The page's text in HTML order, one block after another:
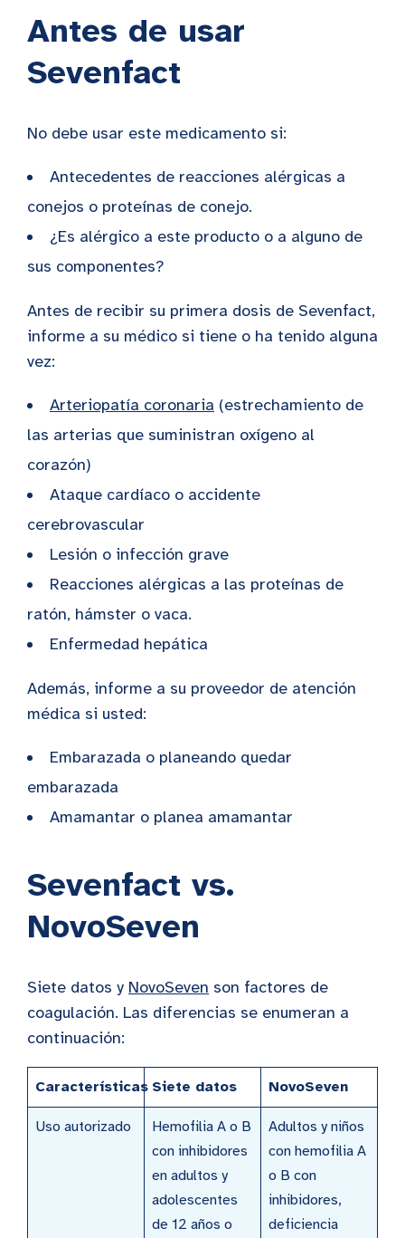
Antes de usar
Sevenfact
No debe usar este medicamento si:
Antecedentes de reacciones alérgicas a
conejos o proteínas de conejo.
¿Es alérgico a este producto o a alguno de
sus componentes?
Antes de recibir su primera dosis de Sevenfact,
informe a su médico si tiene o ha tenido alguna
vez:
Arteriopatía coronaria (estrechamiento de
las arterias que suministran oxígeno al
corazón)
Ataque cardíaco o accidente
cerebrovascular
Lesión o infección grave
Reacciones alérgicas a las proteínas de
ratón, hámster o vaca.
Enfermedad hepática
Además, informe a su proveedor de atención
médica si usted:
Embarazada o planeando quedar
embarazada
Amamantar o planea amamantar
Sevenfact vs.
NovoSeven
Siete datos y NovoSeven son factores de
coagulación. Las diferencias se enumeran a
continuación:
Características Siete datos NovoSeven
Uso autorizado
Hemofilia A o B
con inhibidores
en adultos y
adolescentes
de 12 años o
Adultos y niños
con hemofilia A
o B con
inhibidores,
deficiencia